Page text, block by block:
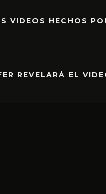
VIDEOS HECHOS
REVELARÁ EL